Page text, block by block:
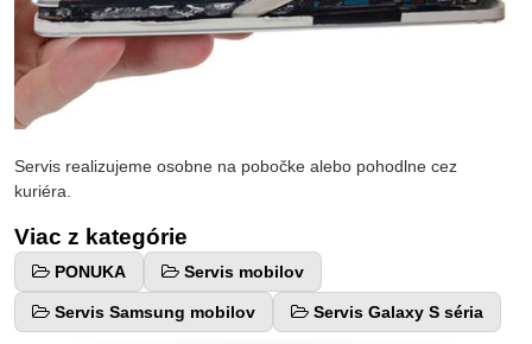
Servis realizujeme osobne na pobočke alebo pohodlne cez
kuriéra.
Viac z kategórie
PONUKA Servis mobilov
Servis Samsung mobilov Servis Galaxy S séria